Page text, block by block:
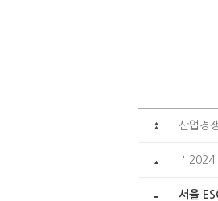
산업경
＇
서울